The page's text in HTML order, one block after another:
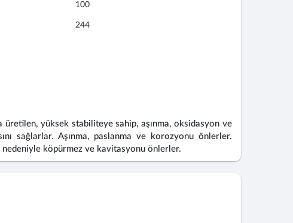
100
244
yüksek stabiliteye sahip, aşınma, oksidasyon ve
sağlarlar. Aşınma, paslanma ve korozyonu önlerler.
köpürmez ve kavitasyonu önlerler.